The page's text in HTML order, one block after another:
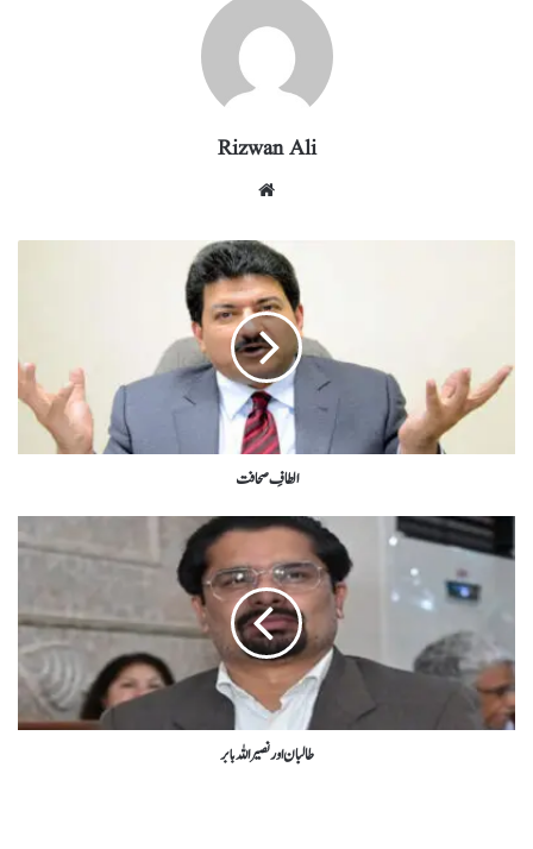
m
Rizwan Ali
الطافِ صحافت
طالبان اور نصیر اللہ بابر